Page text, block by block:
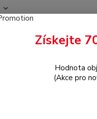
Overálek
Získejte
Hodnota
(Akce pro